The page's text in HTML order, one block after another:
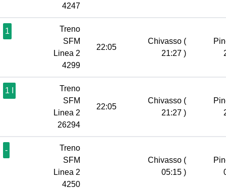
4247
1
Treno
SFM
Linea 2
4299
22:05
Chivasso (
21:27 )
1 I
Treno
SFM
Linea 2
26294
22:05
Chivasso (
21:27 )
-
Treno
SFM
Linea 2
4250
Chivasso (
05:15 )